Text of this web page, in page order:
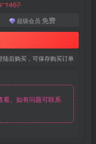
1467
超级会员 免费
陆后购买，可保存购买订单
。如有问题可联系